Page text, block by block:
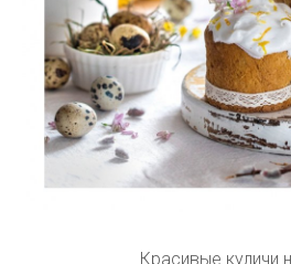
Красивые куличи